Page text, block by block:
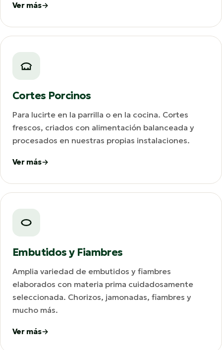
Ver más
Cortes Porcinos
Para lucirte en la parrilla o en la cocina. Cortes
frescos, criados con alimentación balanceada y
procesados en nuestras propias instalaciones.
Ver más
Embutidos y Fiambres
Amplia variedad de embutidos y fiambres
elaborados con materia prima cuidadosamente
seleccionada. Chorizos, jamonadas, fiambres y
mucho más.
Ver más